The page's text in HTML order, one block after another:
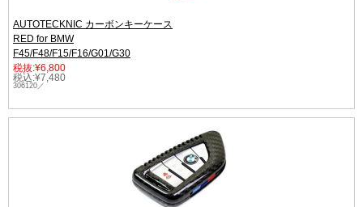
AUTOTECKNIC カーボンキーケース
RED for BMW
F45/F48/F15/F16/G01/G30
税抜:¥6,800
税込:¥7,480
306120／